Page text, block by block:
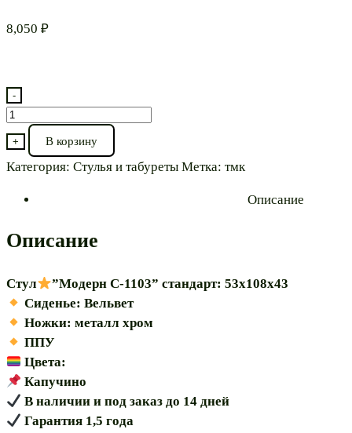
8,050 ₽
-
Количество
товара
Стул⭐”Модерн
С-1103″
+ В корзину
Категория: Стулья и табуреты Метка: тмк
Описание
Описание
Стул
”Модерн С-1103” стандарт: 53х108х43
️ Сиденье: Вельвет
️ Ножки: металл хром
️ ППУ
Цвета:
Капучино
В наличии и под заказ до 14 дней
Гарантия 1,5 года